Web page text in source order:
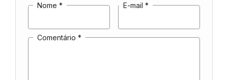
Nome * E-mail *
Comentário *